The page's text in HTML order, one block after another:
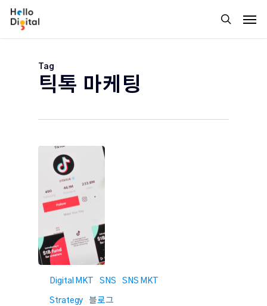
Skip
search
Tag
틱톡 마케팅
Digital MKT SNS SNS MKT
Strategy 블로그